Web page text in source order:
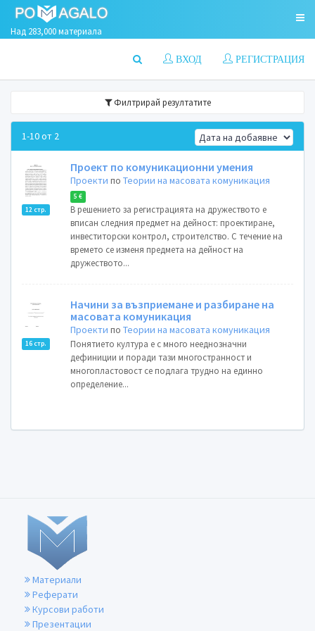
Над 283,000 материала
РЕГИСТРАЦИЯ
ВХОД
Филтрирай резултатите
1-10 от 2
12 стр.
Проект по комуникационни умения
Проекти поТеории на масовата комуникация
5 €
В решението за регистрацията на дружеството е
вписан следния предмет на дейност: проектиране,
инвеститорски контрол, строителство. С течение на
времето се изменя предмета на дейност на
дружеството...
16 стр.
Начини за възприемане и разбиране на
масовата комуникация
Проекти поТеории на масовата комуникация
Понятието култура е с много нееднозначни
дефиниции и поради тази многостранност и
многопластовост се подлага трудно на единно
определение...
Материали
Реферати
Курсови работи
Презентации